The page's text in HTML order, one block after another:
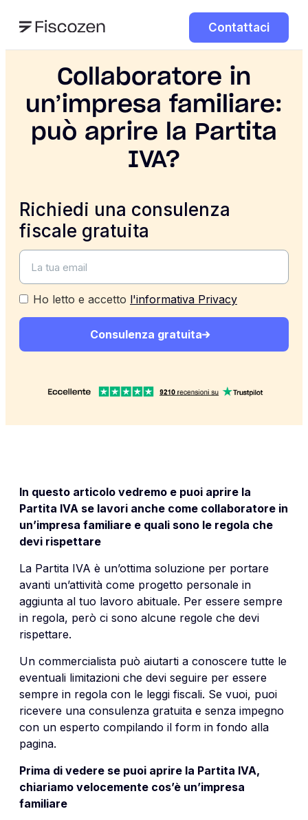
Contattaci
Collaboratore in
un’impresa familiare:
può aprire la Partita
IVA?
Richiedi una consulenza
fiscale gratuita
Ho letto e accetto l'informativa Privacy
Consulenza gratuita
In questo articolo vedremo e puoi aprire la
Partita IVA se lavori anche come collaboratore in
un’impresa familiare e quali sono le regola che
devi rispettare
La Partita IVA è un’ottima soluzione per portare
avanti un’attività come progetto personale in
aggiunta al tuo lavoro abituale. Per essere sempre
in regola, però ci sono alcune regole che devi
rispettare.
Un commercialista può aiutarti a conoscere tutte le
eventuali limitazioni che devi seguire per essere
sempre in regola con le leggi fiscali. Se vuoi, puoi
ricevere una consulenza gratuita e senza impegno
con un esperto compilando il form in fondo alla
pagina.
Prima di vedere se puoi aprire la Partita IVA,
chiariamo velocemente cos’è un’impresa
familiare